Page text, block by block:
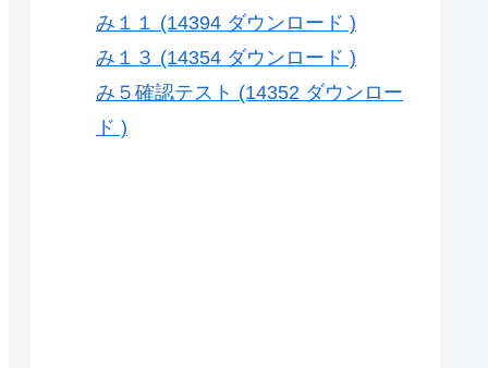
み１１ (14394 ダウンロード )
み１３ (14354 ダウンロード )
み５確認テスト (14352 ダウンロー
ド )